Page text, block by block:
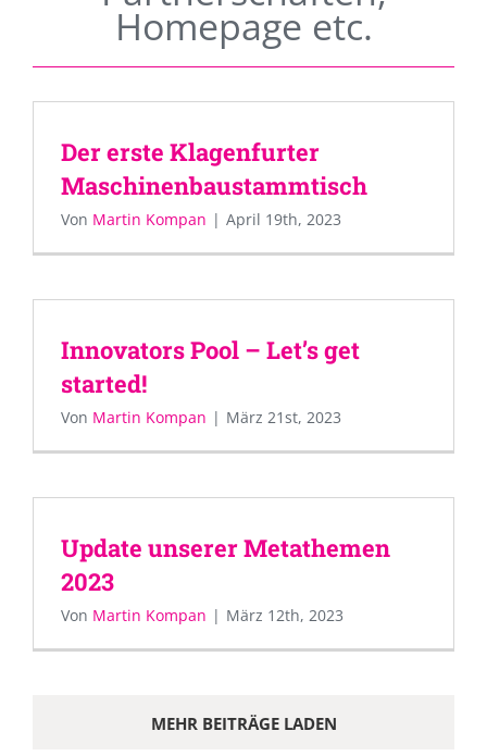
Homepage etc.
Der erste Klagenfurter
Maschinenbaustammtisch
Von Martin Kompan | April 19th, 2023
Innovators Pool – Let’s get
started!
Von Martin Kompan | März 21st, 2023
Update unserer Metathemen
2023
Von Martin Kompan | März 12th, 2023
MEHR BEITRÄGE LADEN